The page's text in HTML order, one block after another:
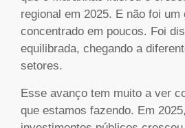
regional em 2025. E não foi
concentrado em poucos. Foi
equilibrada, chegando a
setores.
Esse avanço tem muito a ver
que estamos fazendo. Em